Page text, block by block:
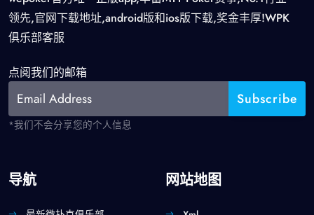
领先,官网下载地址,android版和ios版下载,奖金丰厚!WPK
俱乐部客服
点阅我们的邮箱
*我们不会分享您的个人信息
导航 网站地图